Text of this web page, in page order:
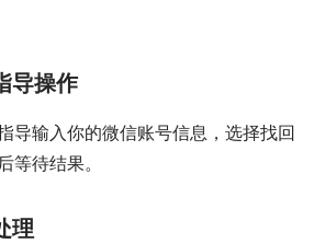
导操作
导输入你的微信账号信息，选择找回
等待结果。
理